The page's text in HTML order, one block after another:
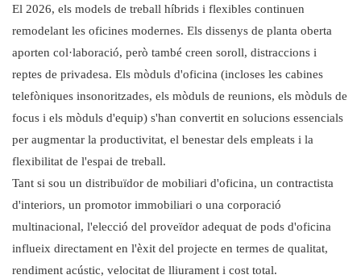
6. Silenci
7. Oficina intel·ligent Mikomax
8. Persy Booths
9.BUSYPOD
10. YOUSEN
El 2026, els models de treball híbrids i flexibles continuen
remodelant les oficines modernes. Els dissenys de planta oberta
aporten col·laboració, però també creen soroll, distraccions i
reptes de privadesa. Els mòduls d'oficina (incloses les cabines
telefòniques insonoritzades, els mòduls de reunions, els mòduls de
focus i els mòduls d'equip) s'han convertit en solucions essencials
per augmentar la productivitat, el benestar dels empleats i la
flexibilitat de l'espai de treball.
Tant si sou un distribuïdor de mobiliari d'oficina, un contractista
d'interiors, un promotor immobiliari o una corporació
multinacional, l'elecció del proveïdor adequat de pods d'oficina
influeix directament en l'èxit del projecte en termes de qualitat,
rendiment acústic, velocitat de lliurament i cost total.